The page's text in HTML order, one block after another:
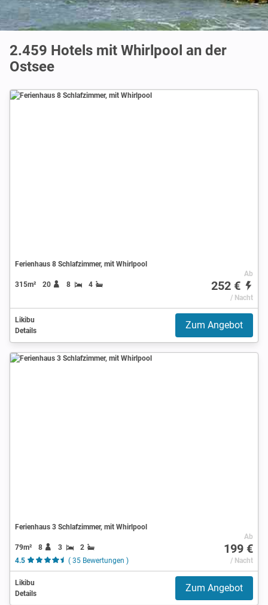
2.459 Hotels mit Whirlpool an der
Ostsee
Ferienhaus 8 Schlafzimmer, mit Whirlpool
315m² 20 8 4
Ab
252 €
/ Nacht
Likibu
Details
Zum Angebot
Ferienhaus 3 Schlafzimmer, mit Whirlpool
79m² 8 3
2
4.5
( 35 Bewertungen )
Ab
199 €
/ Nacht
Likibu
Details
Zum Angebot